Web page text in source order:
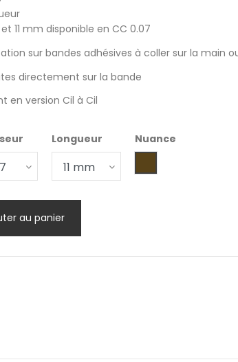
et 11 mm disponible en CC 0.07
sur bandes adhésives à coller sur la main
directement sur la bande
en version Cil à Cil
Longueur
Nuance
au panier